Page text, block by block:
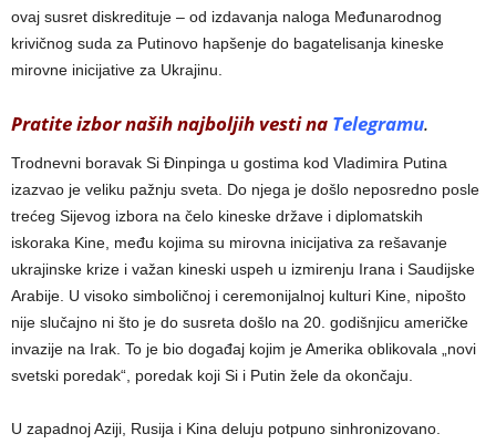
ovaj susret diskredituje – od izdavanja naloga Međunarodnog
krivičnog suda za Putinovo hapšenje do bagatelisanja kineske
mirovne inicijative za Ukrajinu.
Pratite izbor naših najboljih vesti na Telegramu.
Trodnevni boravak Si Đinpinga u gostima kod Vladimira Putina
izazvao je veliku pažnju sveta. Do njega je došlo neposredno posle
trećeg Sijevog izbora na čelo kineske države i diplomatskih
iskoraka Kine, među kojima su mirovna inicijativa za rešavanje
ukrajinske krize i važan kineski uspeh u izmirenju Irana i Saudijske
Arabije. U visoko simboličnoj i ceremonijalnoj kulturi Kine, nipošto
nije slučajno ni što je do susreta došlo na 20. godišnjicu američke
invazije na Irak. To je bio događaj kojim je Amerika oblikovala „novi
svetski poredak“, poredak koji Si i Putin žele da okončaju.
U zapadnoj Aziji, Rusija i Kina deluju potpuno sinhronizovano.